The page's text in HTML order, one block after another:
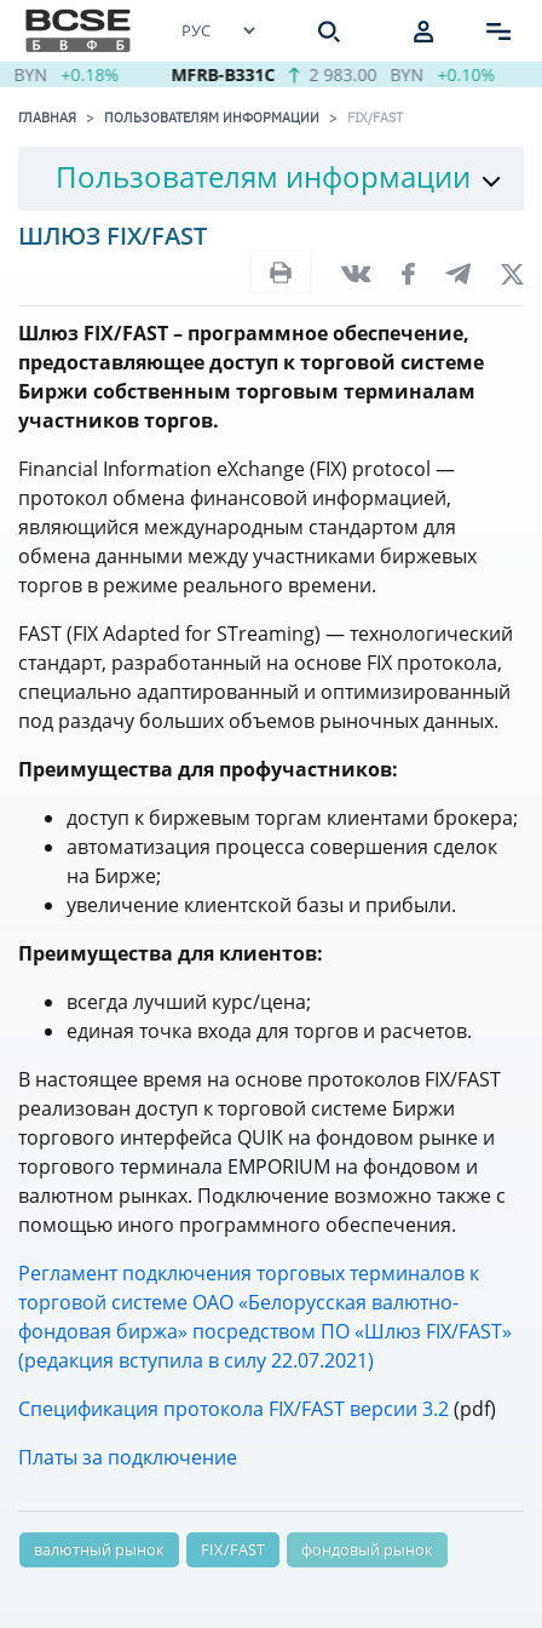
BYN +0.18% MFRB-B331C 2 983.00 BYN +0.10%
ГЛАВНАЯ ПОЛЬЗОВАТЕЛЯМ ИНФОРМАЦИИ FIX/FAST
Пользователям информации
ШЛЮЗ FIX/FAST
Шлюз FIX/FAST – программное обеспечение,
предоставляющее доступ к торговой системе
Биржи собственным торговым терминалам
участников торгов.
Financial Information eXchange (FIX) protocol —
протокол обмена финансовой информацией,
являющийся международным стандартом для
обмена данными между участниками биржевых
торгов в режиме реального времени.
FAST (FIX Adapted for STreaming) — технологический
стандарт, разработанный на основе FIX протокола,
специально адаптированный и оптимизированный
под раздачу больших объемов рыночных данных.
Преимущества для профучастников:
доступ к биржевым торгам клиентами брокера;
автоматизация процесса совершения сделок
на Бирже;
увеличение клиентской базы и прибыли.
Преимущества для клиентов:
всегда лучший курс/цена;
единая точка входа для торгов и расчетов.
В настоящее время на основе протоколов FIX/FAST
реализован доступ к торговой системе Биржи
торгового интерфейса QUIK на фондовом рынке и
торгового терминала EMPORIUM на фондовом и
валютном рынках. Подключение возможно также с
помощью иного программного обеспечения.
Регламент подключения торговых терминалов к
торговой системе ОАО «Белорусская валютно-
фондовая биржа» посредством ПО «Шлюз FIX/FAST»
(редакция вступила в силу 22.07.2021)
Спецификация протокола FIX/FAST версии 3.2(pdf)
Платы за подключение
валютный рынок FIX/FAST фондовый рынок